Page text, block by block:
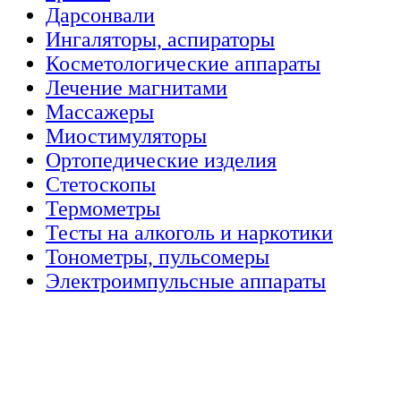
Дарсонвали
Ингаляторы, аспираторы
Косметологические аппараты
Лечение магнитами
Массажеры
Миостимуляторы
Ортопедические изделия
Стетоскопы
Термометры
Тесты на алкоголь и наркотики
Тонометры, пульсомеры
Электроимпульсные аппараты